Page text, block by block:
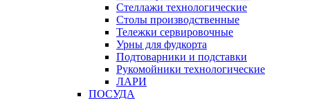
Стеллажи технологические
Столы производственные
Тележки сервировочные
Урны для фудкорта
Подтоварники и подставки
Рукомойники технологические
ЛАРИ
ПОСУДА